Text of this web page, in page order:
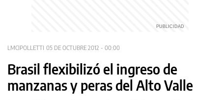
LMCIPOLLETTI 05 DE OCTUBRE 2012 - 00:00
Brasil flexibilizó el ingreso de
manzanas y peras del Alto Valle